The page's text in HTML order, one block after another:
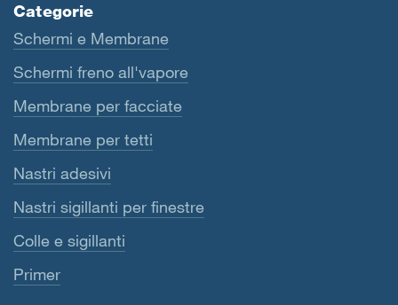
Categorie
Schermi e Membrane
Schermi freno all'vapore
Membrane per facciate
Membrane per tetti
Nastri adesivi
Nastri sigillanti per finestre
Colle e sigillanti
Primer